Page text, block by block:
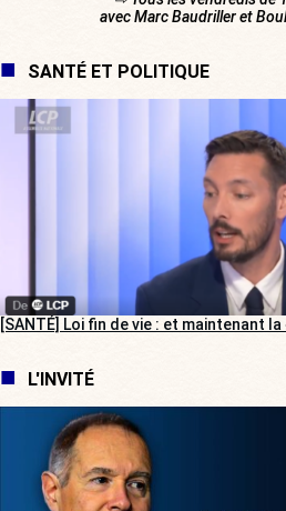
avec Marc Baudriller et
SANTÉ ET POLITIQUE
[SANTÉ] Loi fin de vie : et maintenant
L'INVITÉ